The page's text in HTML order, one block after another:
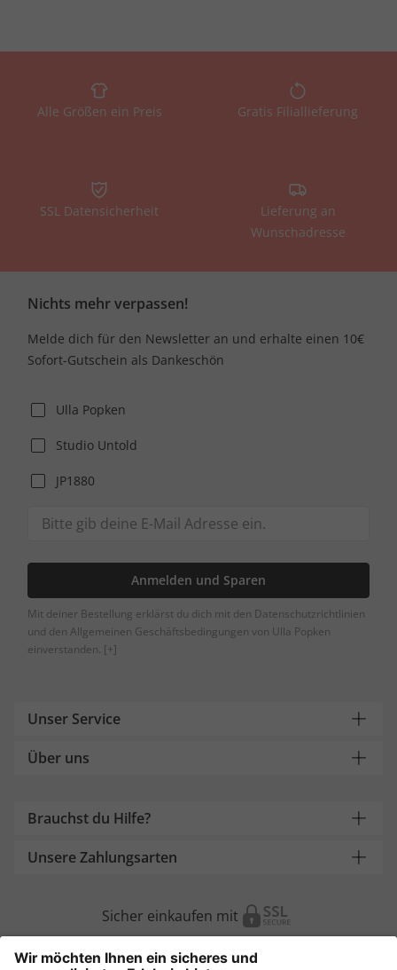
Alle Größen ein Preis Gratis Filiallieferung
SSL Datensicherheit
Lieferung an
Wunschadresse
Nichts mehr verpassen!
Melde dich für den Newsletter an und erhalte einen 10€
Sofort-Gutschein als Dankeschön
Ulla Popken
Studio Untold
JP1880
Anmelden und Sparen
Mit deiner Bestellung erklärst du dich mit den Datenschutzrichtlinien
und den Allgemeinen Geschäftsbedingungen von Ulla Popken
einverstanden. [+]
Unser Service
Über uns
Brauchst du Hilfe?
Unsere Zahlungsarten
Sicher einkaufen mit